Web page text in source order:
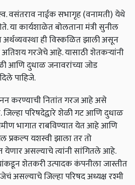
वसंतराव नाईक सभागृह (वनामती) येथे
या कार्यशाळेत बोलताना मंत्री सुनील
अर्थव्यवस्था ही विस्कळित झाली असून
गरजेचे आहे. यासाठी शेतकऱ्यांनी
आणि दुधाळ जनावरांच्या जोड
पाहिजे.
करण्याची नितांत गरज आहे असे
परिषदेद्वारे शेळी गट आणि दुधाळ
भागात राबविण्यात येत आहे आणि
प्रकल्प यशस्वी झाला तर तो
येणार असल्याचे त्यांनी सांगितले आहे.
शेतकरी उत्पादक कंपनीला जास्तीत
असल्याचे जिल्हा परिषद अध्यक्ष रश्मी